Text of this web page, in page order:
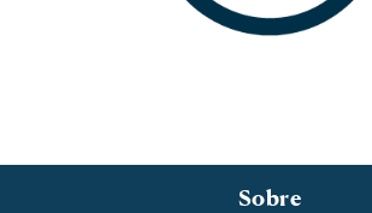
Sobre